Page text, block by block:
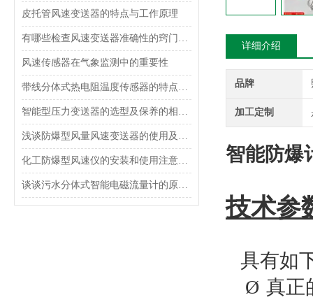
皮托管风速变送器的特点与工作原理
有哪些检查风速变送器准确性的窍门的方法？
风速传感器在气象监测中的重要性
带线分体式热电阻温度传感器的特点及应用
智能型压力变送器的选型及保养的相关知识
浅谈防爆型风量风速变送器的使用及安装注意事项
化工防爆型风速仪的安装和使用注意事项
谈谈污水分体式智能电磁流量计的原理和特点
详细介绍
品牌
加工定制
智能防爆
技术参
具有如
Ø 真正